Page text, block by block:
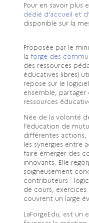
Pour en savoir plus
dédié d’accueil et
disponible sur la
Proposée par le
la forge des
des ressources
éducatives libres)
repose sur le
ensemble,
ressources
Née de la volonté
l’éducation de
différentes actions,
les synergies entre
faire émerger des
innovants. Elle
soigneusement
contributeurs :
de cours, exercices
couvrent un large
LaForgeEdu, est un